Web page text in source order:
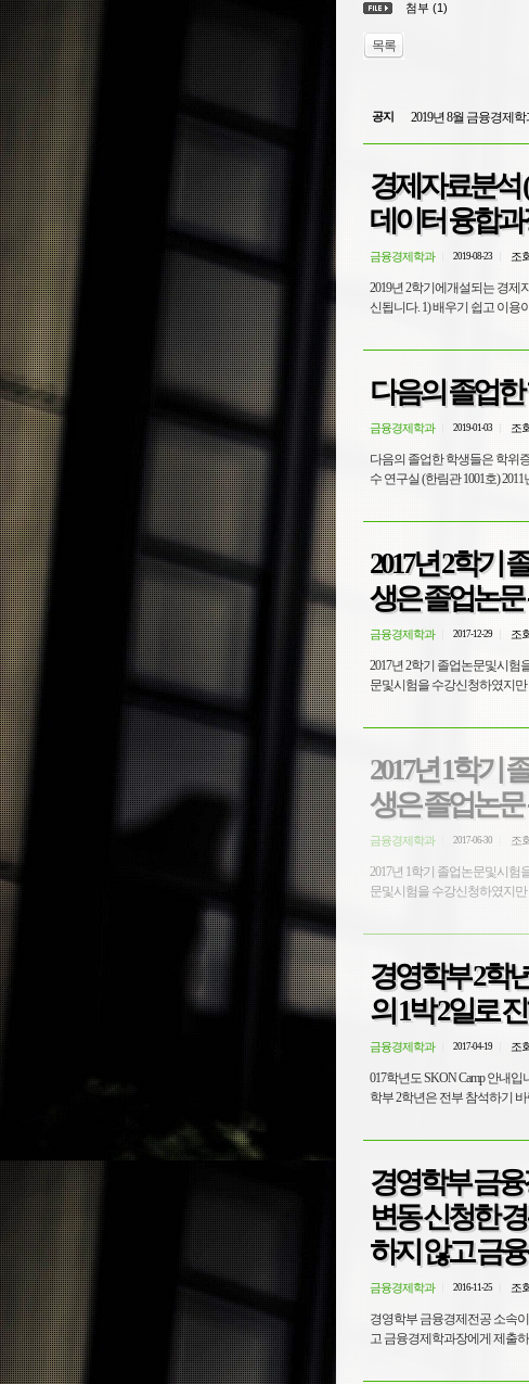
첨부 (1)
목록
공지 2019년 8월 금융경제
경제자료분석
데이터 융합과
금융경제학과 2019-08-23 조
2019년 2학기에개설되는 경
신됩니다. 1) 배우기 쉽고 이용
다음의 졸업
금융경제학과 2019-01-03 조
다음의 졸업한 학생들은 학위
수 연구실 (한림관 1001호)
2017년 2학기
생은 졸업논문
금융경제학과 2017-12-29 조
2017년 2학기 졸업논문및시
문및시험을 수강신청하였지
2017년 1학기
생은 졸업논문
금융경제학과 2017-06-30 조
2017년 1학기 졸업논문및시
문및시험을 수강신청하였지
경영학부 2학
의 1박 2일로
금융경제학과 2017-04-19 조
017학년도 SKON Camp 안내
학부 2학년은 전부 참석하기
경영학부 금
변동 신청한
하지 않고 금
금융경제학과 2016-11-25 조
경영학부 금융경제전공 소속
고 금융경제학과장에게 제출